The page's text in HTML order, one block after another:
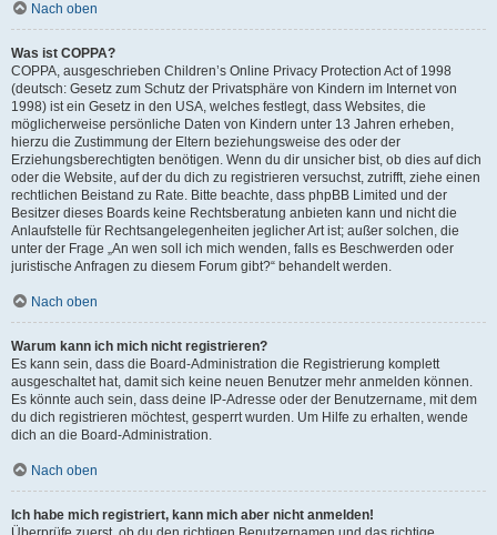
Nach oben
Was ist COPPA?
COPPA, ausgeschrieben Children’s Online Privacy Protection Act of 1998
(deutsch: Gesetz zum Schutz der Privatsphäre von Kindern im Internet von
1998) ist ein Gesetz in den USA, welches festlegt, dass Websites, die
möglicherweise persönliche Daten von Kindern unter 13 Jahren erheben,
hierzu die Zustimmung der Eltern beziehungsweise des oder der
Erziehungsberechtigten benötigen. Wenn du dir unsicher bist, ob dies auf dich
oder die Website, auf der du dich zu registrieren versuchst, zutrifft, ziehe einen
rechtlichen Beistand zu Rate. Bitte beachte, dass phpBB Limited und der
Besitzer dieses Boards keine Rechtsberatung anbieten kann und nicht die
Anlaufstelle für Rechtsangelegenheiten jeglicher Art ist; außer solchen, die
unter der Frage „An wen soll ich mich wenden, falls es Beschwerden oder
juristische Anfragen zu diesem Forum gibt?“ behandelt werden.
Nach oben
Warum kann ich mich nicht registrieren?
Es kann sein, dass die Board-Administration die Registrierung komplett
ausgeschaltet hat, damit sich keine neuen Benutzer mehr anmelden können.
Es könnte auch sein, dass deine IP-Adresse oder der Benutzername, mit dem
du dich registrieren möchtest, gesperrt wurden. Um Hilfe zu erhalten, wende
dich an die Board-Administration.
Nach oben
Ich habe mich registriert, kann mich aber nicht anmelden!